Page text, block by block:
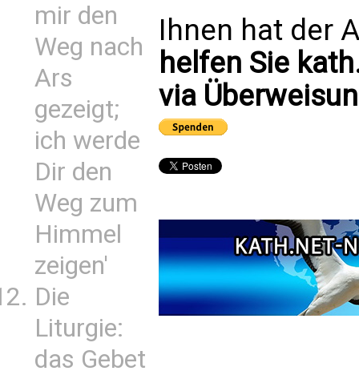
mir den
Weg nach
Ars
gezeigt;
ich werde
Dir den
Weg zum
Himmel
zeigen'
Die
Liturgie:
das Gebet
Ihnen hat der
helfen Sie
via